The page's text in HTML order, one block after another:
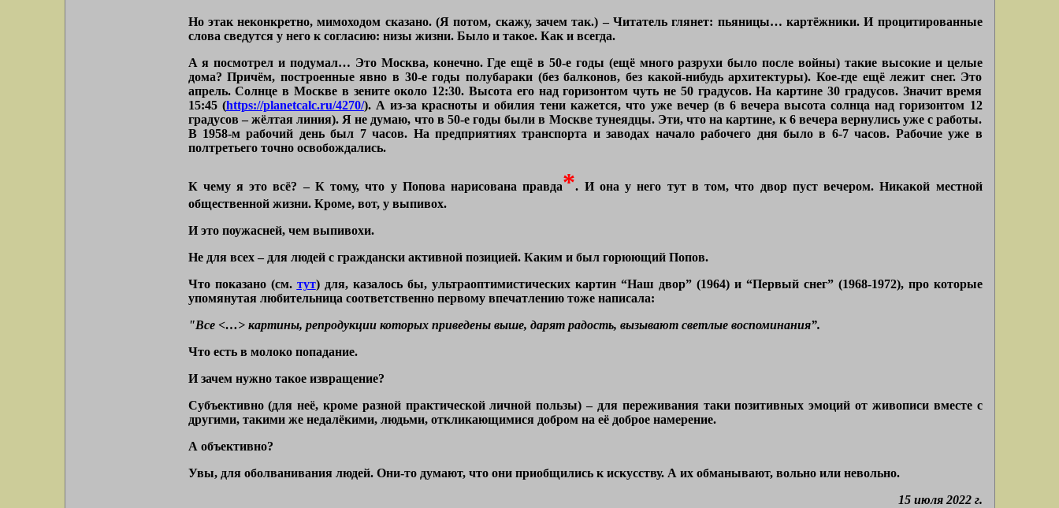
Но этак неконкретно, мимоходом сказано. (Я потом, скажу, зачем так.) – Читатель глянет: пьяницы… картёжники. И процитированные
слова сведутся у него к согласию: низы жизни. Было и такое. Как и всегда.
А я посмотрел и подумал… Это Москва, конечно. Где ещё в 50-е годы (ещё много разрухи было после войны) такие высокие и целые
дома? Причём, построенные явно в 30-е годы полубараки (без балконов, без какой-нибудь архитектуры). Кое-где ещё лежит снег. Это
апрель. Солнце в Москве в зените около 12:30. Высота его над горизонтом чуть не 50 градусов. На картине 30 градусов. Значит время
15:45 (https://planetcalc.ru/4270/). А из-за красноты и обилия тени кажется, что уже вечер (в 6 вечера высота солнца над горизонтом 12
градусов – жёлтая линия). Я не думаю, что в 50-е годы были в Москве тунеядцы. Эти, что на картине, к 6 вечера вернулись уже с работы.
В 1958-м рабочий день был 7 часов. На предприятиях транспорта и заводах начало рабочего дня было в 6-7 часов. Рабочие уже в
полтретьего точно освобождались.
К чему я это всё? – К тому, что у Попова нарисована правда*. И она у него тут в том, что двор пуст вечером. Никакой местной
общественной жизни. Кроме, вот, у выпивох.
И это поужасней, чем выпивохи.
Не для всех – для людей с граждански активной позицией. Каким и был горюющий Попов.
Что показано (см. тут) для, казалось бы, ультраоптимистических картин “Наш двор” (1964) и “Первый снег” (1968-1972), про которые
упомянутая любительница соответственно первому впечатлению тоже написала:
"Все <…> картины, репродукции которых приведены выше, дарят радость, вызывают светлые воспоминания”.
Что есть в молоко попадание.
И зачем нужно такое извращение?
Субъективно (для неё, кроме разной практической личной пользы) – для переживания таки позитивных эмоций от живописи вместе с
другими, такими же недалёкими, людьми, откликающимися добром на её доброе намерение.
А объективно?
Увы, для оболванивания людей. Они-то думают, что они приобщились к искусству. А их обманывают, вольно или невольно.
15 июля 2022 г.